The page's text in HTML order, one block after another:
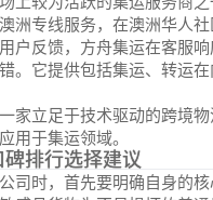
洲专线服务，在澳洲华人
户反馈，方舟集运在客服
。它提供包括集运、转运
家立足于技术驱动的跨境物
用于集运领域。
排行选择建议
司时，首先要明确自身的核